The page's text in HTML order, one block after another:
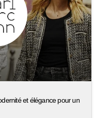
et élégance pour un